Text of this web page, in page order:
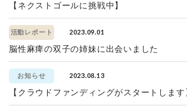
【ネクストゴールに挑戦中】
活動レポート 2023.09.01
脳性麻痺の双子の姉妹に出会いました
お知らせ 2023.08.13
【クラウドファンディングがスタートします